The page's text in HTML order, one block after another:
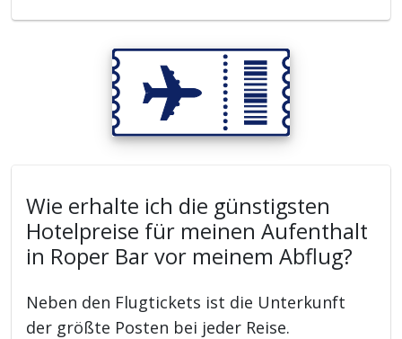
Wie erhalte ich die günstigsten
Hotelpreise für meinen Aufenthalt
in Roper Bar vor meinem Abflug?
Neben den Flugtickets ist die Unterkunft
der größte Posten bei jeder Reise.